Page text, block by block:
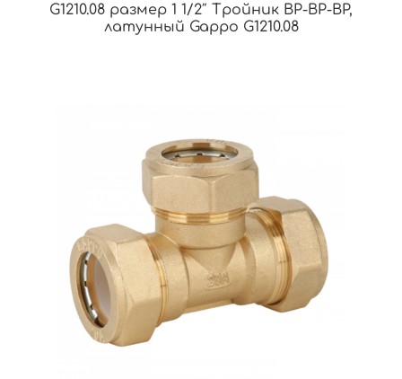
G1210.08 размер 1 1/2″ Тройник ВР-ВР-ВР,
латунный Gappo G1210.08